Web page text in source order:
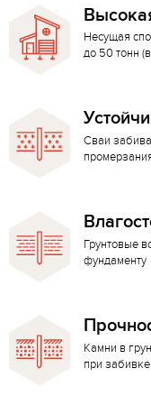
Несущая
до 50 тонн
Сваи
Грунтовые
фундаменту
Камни в
при